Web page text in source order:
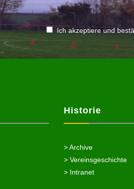
Ich akzeptiere und
Historie
> Archive
> Vereinsgeschichte
> Intranet